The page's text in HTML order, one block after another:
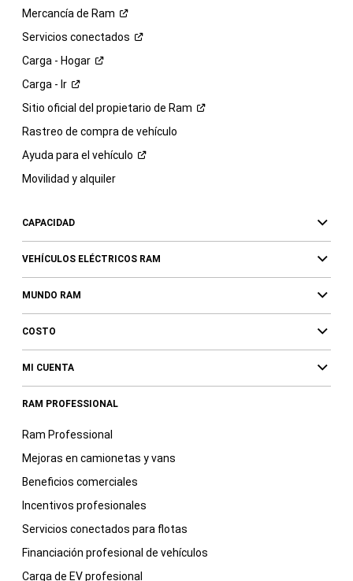
Mercancía de Ram
Servicios conectados
Carga - Hogar
Carga - Ir
Sitio oficial del propietario de Ram
Rastreo de compra de vehículo
Ayuda para el vehículo
Movilidad y alquiler
CAPACIDAD
VEHÍCULOS ELÉCTRICOS RAM
MUNDO RAM
COSTO
MI CUENTA
RAM PROFESSIONAL
Ram Professional
Mejoras en camionetas y vans
Beneficios comerciales
Incentivos profesionales
Servicios conectados para flotas
Financiación profesional de vehículos
Carga de EV profesional